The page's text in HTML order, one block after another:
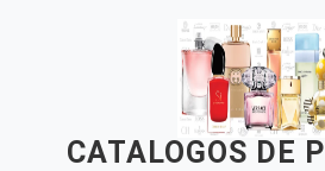
CATALOGOS DE